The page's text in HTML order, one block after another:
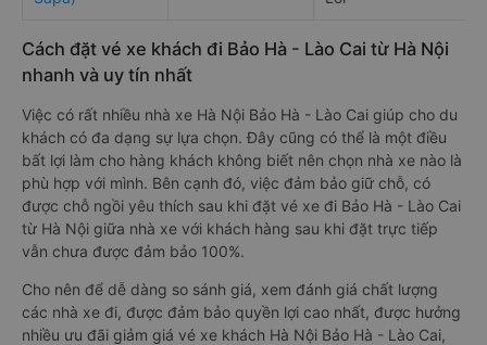
Cách đặt vé xe khách đi Bảo Hà - Lào Cai từ Hà Nội
nhanh và uy tín nhất
Việc có rất nhiều nhà xe Hà Nội Bảo Hà - Lào Cai giúp cho du
khách có đa dạng sự lựa chọn. Đây cũng có thể là một điều
bất lợi làm cho hàng khách không biết nên chọn nhà xe nào là
phù hợp với mình. Bên cạnh đó, việc đảm bảo giữ chỗ, có
được chỗ ngồi yêu thích sau khi đặt vé xe đi Bảo Hà - Lào Cai
từ Hà Nội giữa nhà xe với khách hàng sau khi đặt trực tiếp
vẫn chưa được đảm bảo 100%.
Cho nên để dễ dàng so sánh giá, xem đánh giá chất lượng
các nhà xe đi, được đảm bảo quyền lợi cao nhất, được hưởng
nhiều ưu đãi giảm giá vé xe khách Hà Nội Bảo Hà - Lào Cai,